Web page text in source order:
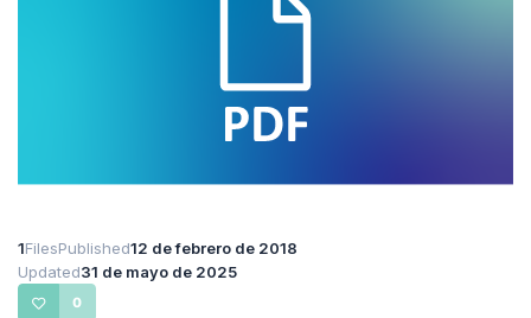
1FilesPublished12 de febrero de 2018
Updated31 de mayo de 2025
0